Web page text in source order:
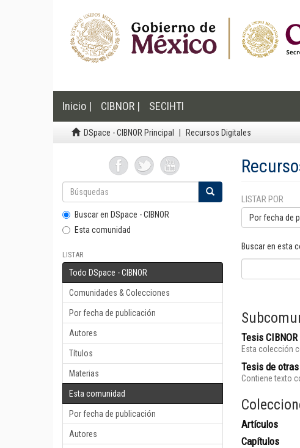
Inicio | CIBNOR | SECIHTI
DSpace - CIBNOR Principal Recursos Digitales
Buscar en DSpace - CIBNOR
Esta comunidad
LISTAR
Todo DSpace - CIBNOR
Comunidades & Colecciones
Por fecha de publicación
Autores
Títulos
Materias
Esta comunidad
Por fecha de publicación
Autores
LISTAR POR
Por fecha de
Buscar en esta
Tesis CIBNOR
Esta colección
Tesis de
Contiene texto
Artículos
Capítulos